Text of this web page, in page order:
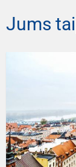
Jums